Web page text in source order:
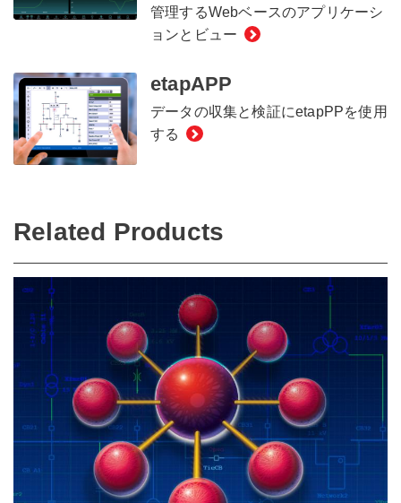
管理するWebベースのアプリケーシ
ョンとビュー
etapAPP
データの収集と検証にetapPPを使用
する
Related Products